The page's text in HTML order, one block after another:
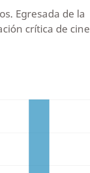
Egresada de la
crítica de cine